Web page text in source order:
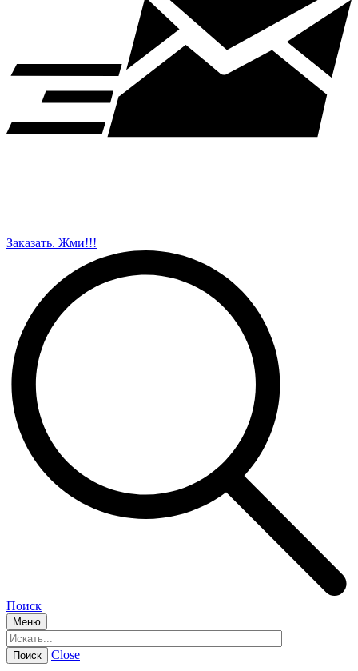
Заказать. Жми!!!
Поиск
Меню
Close